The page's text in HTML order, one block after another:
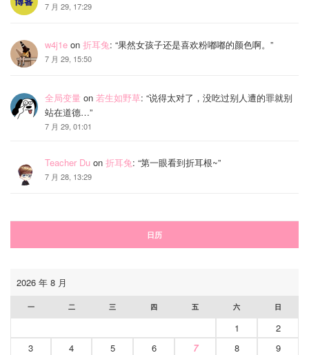
7 月 29, 17:29
w4j1e on 折耳兔: “果然女孩子还是喜欢粉嘟嘟的颜色啊。 ”
7 月 29, 15:50
全局变量 on 若生如野草: “说得太对了，没吃过别人遭的罪就别
站在道德…”
7 月 29, 01:01
Teacher Du on 折耳兔: “第一眼看到折耳根~”
7 月 28, 13:29
日历
2026 年 8 月
一 二 三 四 五 六 日
1
2
3
4 5 6 7 8
9